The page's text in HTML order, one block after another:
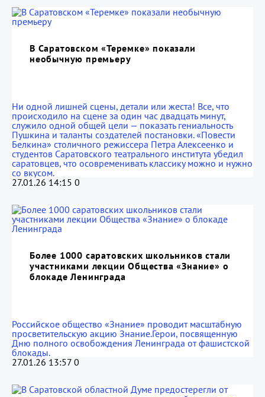
В Саратовском «Теремке» показали
необычную премьеру
Ни одной лишней сцены, детали или жеста! Все, что
происходило на сцене за один час двадцать минут,
служило одной общей цели — показать гениальность
Пушкина и таланты создателей постановки. «Повести
Белкина» столичного режиссера Петра Алексеенко и
студентов Саратовского театрального института убедил
саратовцев, что осовременивать классику можно и нужно
со вкусом.
27.01.26 14:15 0
Более 1000 саратовских школьников стали
участниками лекции Общества «Знание» о
блокаде Ленинграда
Российское общество «Знание» проводит масштабную
просветительскую акцию Знание.Герои, посвященную
Дню полного освобождения Ленинграда от фашистской
блокады.
27.01.26 13:57 0